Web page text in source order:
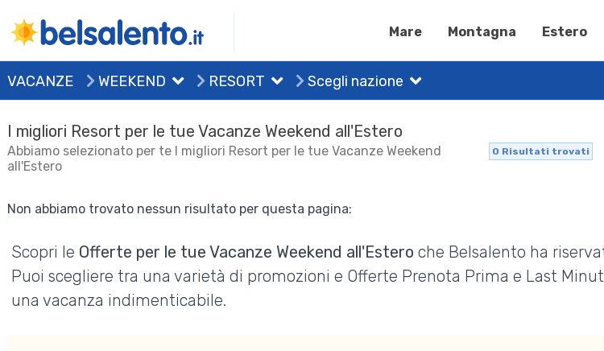
Mare Montagna Estero
VACANZE WEEKEND RESORT Scegli nazione
I migliori Resort per le tue Vacanze Weekend all'Estero
Abbiamo selezionato per te I migliori Resort per le tue Vacanze Weekend
all'Estero
0 Risultati trovati
Non abbiamo trovato nessun risultato per questa pagina:
Scopri le Offerte per le tue Vacanze Weekend all'Esteroche Belsalento ha
Puoi scegliere tra una varietà di promozioni e Offerte Prenota Prima e Last
una vacanza indimenticabile.